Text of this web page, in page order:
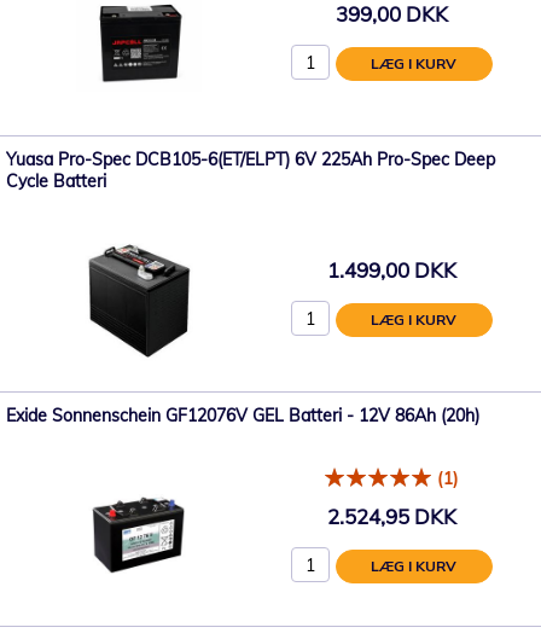
399,00 DKK
LÆG I KURV
Yuasa Pro-Spec DCB105-6(ET/ELPT) 6V 225Ah Pro-Spec Deep
Cycle Batteri
1.499,00 DKK
LÆG I KURV
Exide Sonnenschein GF12076V GEL Batteri - 12V 86Ah (20h)
(1)
2.524,95 DKK
LÆG I KURV